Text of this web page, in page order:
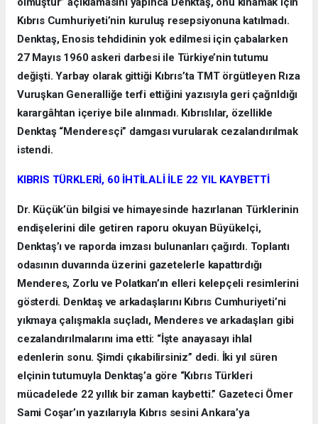
Kıbrıs Cumhuriyeti’nin kuruluş resepsiyonuna katılmadı.
Denktaş, Enosis tehdidinin yok edilmesi için çabalarken
27 Mayıs 1960 askeri darbesi ile Türkiye’nin tutumu
değişti. Yarbay olarak gittiği Kıbrıs’ta TMT örgütleyen Rıza
Vuruşkan Generalliğe terfi ettiğini yazısıyla geri çağrıldığı
karargâhtan içeriye bile alınmadı. Kıbrıslılar, özellikle
Denktaş “Menderesçi” damgası vurularak cezalandırılmak
istendi.
KIBRIS TÜRKLERİ, 60 İHTİLALİ İLE 22 YIL KAYBETTİ
Dr. Küçük’ün bilgisi ve himayesinde hazırlanan Türklerinin
endişelerini dile getiren raporu okuyan Büyükelçi,
Denktaş’ı ve raporda imzası bulunanları çağırdı. Toplantı
odasının duvarında üzerini gazetelerle kapattırdığı
Menderes, Zorlu ve Polatkan’ın elleri kelepçeli resimlerini
gösterdi. Denktaş ve arkadaşlarını Kıbrıs Cumhuriyeti’ni
yıkmaya çalışmakla suçladı, Menderes ve arkadaşları gibi
cezalandırılmalarını ima etti: “İşte anayasayı ihlal
edenlerin sonu. Şimdi çıkabilirsiniz” dedi. İki yıl süren
elçinin tutumuyla Denktaş’a göre “Kıbrıs Türkleri
mücadelede 22 yıllık bir zaman kaybetti.” Gazeteci Ömer
Sami Coşar’ın yazılarıyla Kıbrıs sesini Ankara’ya